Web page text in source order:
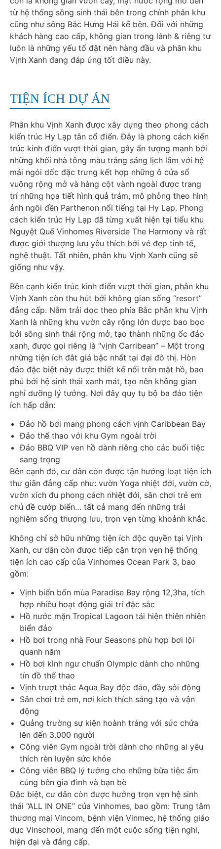
từ hệ thống sông sinh thái bên trong chính phân khu
cũng như sông Bắc Hưng Hải kế bên. Đối với những
khách hàng cao cấp, không gian trong lành & riêng tư
luôn là những yếu tố đặt nên hàng đầu và phân khu
Vịnh Xanh đang đáp ứng tốt điều này.
TIỆN ÍCH DỰ ÁN
Phân khu Vịnh Xanh được xây dựng theo phong cách
kiến trúc Hy Lạp tân cổ điển. Đây là phong cách kiến
trúc kinh điển vượt thời gian, gây ấn tượng mạnh bởi
những khối nhà tông màu trắng sáng lịch lãm với hệ
mái ngói dốc đặc trưng kết hợp những ô cửa sổ
vuông rộng mở và hàng cột vành ngoài được trang
trí những họa tiết hình quả trám, mô phỏng theo hình
ảnh ngôi đền Parthenon nổi tiếng tại Hy Lạp. Phong
cách kiến trúc Hy Lạp đã từng xuất hiện tại tiểu khu
Nguyệt Quế Vinhomes Riverside The Harmony và rất
được giới thượng lưu yêu thích bởi vẻ đẹp tinh tế,
nghệ thuật. Tất nhiên, phân khu Vịnh Xanh cũng sẽ
giống như vậy.
Bên cạnh kiến trúc kinh điển vượt thời gian, phân khu
Vịnh Xanh còn thu hút bởi không gian sống “resort”
đẳng cấp. Nằm trải dọc theo phía Bắc phân khu Vịnh
Xanh là những khu vườn cây rộng lớn được bao bọc
bởi sông sinh thái rộng mở, tạo thành những ốc đảo
xanh, được gọi riêng là “vịnh Carribean” – Một trong
những tiện ích đắt giá bậc nhất tại đại đô thị. Hòn
đảo đặc biệt này được thiết kế nổi trên mặt hồ, bao
phủ bởi hệ sinh thái xanh mát, tạo nên không gian
nghỉ dưỡng lý tưởng. Nơi đây quy tụ bộ ba đảo tiện
ích hấp dẫn:
Đảo hồ bơi mang phong cách vịnh Caribbean Bay
Đảo thể thao với khu Gym ngoài trời
Đảo BBQ VIP ven hồ dành riêng cho các buổi tiệc
sang trọng
Bên cạnh đó, cư dân còn được tận hưởng loạt tiện ích
thư giãn đẳng cấp như: vườn Yoga nhiệt đới, vườn cờ,
vườn xích đu phong cách nhiệt đới, sân chơi trẻ em
chủ đề cướp biển… tất cả mang đến những trải
nghiệm sống thượng lưu, trọn vẹn từng khoảnh khắc.
Không chỉ sở hữu những tiện ích độc quyền tại Vịnh
Xanh, cư dân còn được tiếp cận trọn vẹn hệ thống
tiện ích cao cấp của Vinhomes Ocean Park 3, bao
gồm:
Vịnh biển bốn mùa Paradise Bay rộng 12,3ha, tích
hợp nhiều hoạt động giải trí đặc sắc
Hồ nước mặn Tropical Lagoon tái hiện thiên nhiên
biển đảo
Hồ bơi trong nhà Four Seasons phù hợp bơi lội
quanh năm
Hồ bơi kình ngư chuẩn Olympic dành cho những
tín đồ thể thao
Vịnh trượt thác Aqua Bay độc đáo, đầy sôi động
Sân chơi trẻ em, nơi kích thích sáng tạo và vận
động
Quảng trường sự kiện hoành tráng với sức chứa
lên đến 3.000 người
Công viên Gym ngoài trời dành cho những ai yêu
thích rèn luyện sức khỏe
Công viên BBQ lý tưởng cho những bữa tiệc ấm
cúng bên gia đình và bạn bè
Đặc biệt, cư dân còn được hưởng trọn vẹn hệ sinh
thái “ALL IN ONE” của Vinhomes, bao gồm: Trung tâm
thương mại Vincom, bệnh viện Vinmec, hệ thống giáo
dục Vinschool, mang đến một cuộc sống tiện nghi,
hiện đại và đẳng cấp.